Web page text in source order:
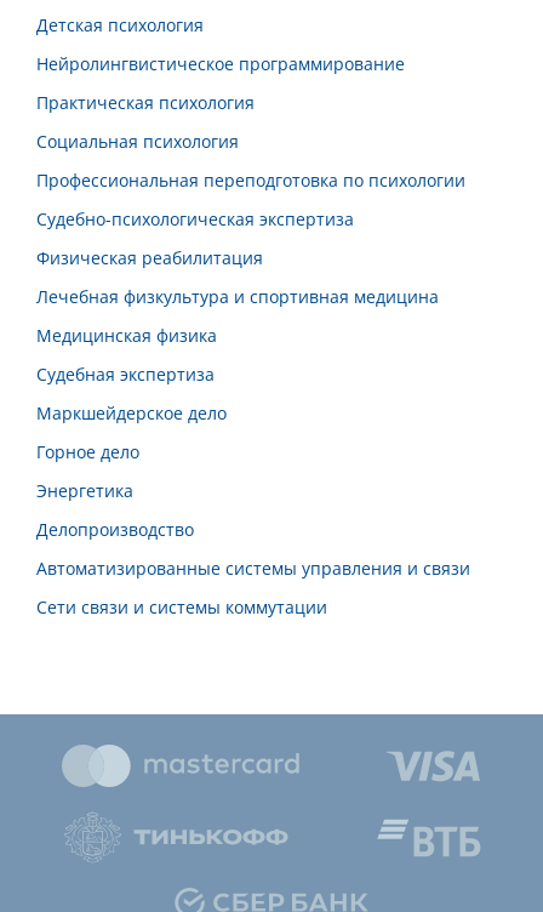
Детская психология
Нейролингвистическое программирование
Практическая психология
Социальная психология
Профессиональная переподготовка по психологии
Судебно-психологическая экспертиза
Физическая реабилитация
Лечебная физкультура и спортивная медицина
Медицинская физика
Судебная экспертиза
Маркшейдерское дело
Горное дело
Энергетика
Делопроизводство
Автоматизированные системы управления и связи
Сети связи и системы коммутации